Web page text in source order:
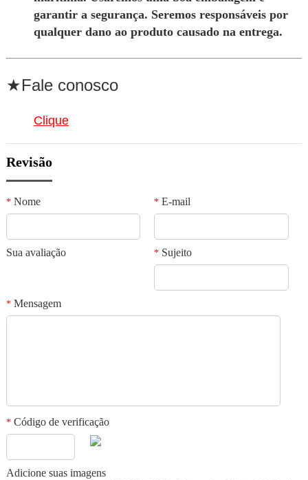
garantir a segurança. Seremos responsáveis por
qualquer dano ao produto causado na entrega.
★Fale conosco
Clique
Revisão
*Nome *E-mail
Sua avaliação *Sujeito
*Mensagem
*Código de verificação
Adicione suas imagens